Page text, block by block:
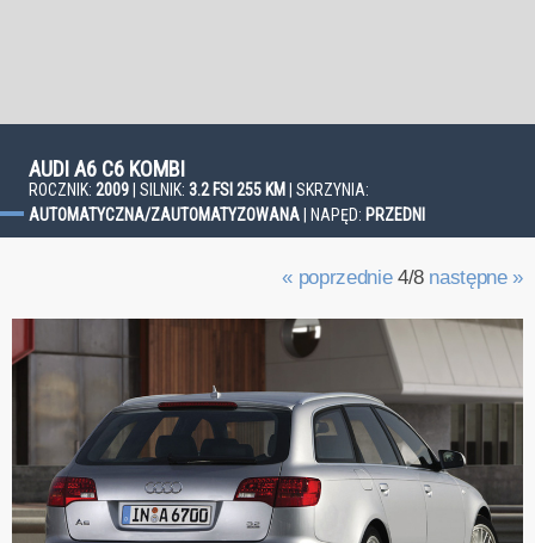
AUDI A6 C6 KOMBI
ROCZNIK: 2009 | SILNIK: 3.2 FSI 255 KM
| SKRZYNIA:
AUTOMATYCZNA/ZAUTOMATYZOWANA | NAPĘD: PRZEDNI
« poprzednie4/8 następne »